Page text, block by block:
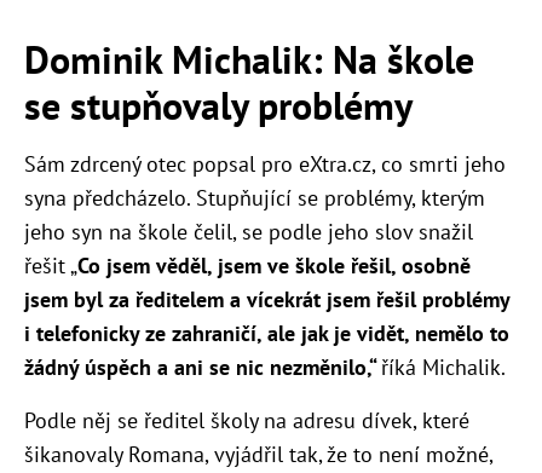
Dominik Michalik: Na škole
se stupňovaly problémy
Sám zdrcený otec popsal pro eXtra.cz, co smrti jeho
syna předcházelo. Stupňující se problémy, kterým
jeho syn na škole čelil, se podle jeho slov snažil
řešit „Co jsem věděl, jsem ve škole řešil, osobně
jsem byl za ředitelem a vícekrát jsem řešil problémy
i telefonicky ze zahraničí, ale jak je vidět, nemělo to
žádný úspěch a ani se nic nezměnilo,“říká Michalik.
Podle něj se ředitel školy na adresu dívek, které
šikanovaly Romana, vyjádřil tak, že to není možné,